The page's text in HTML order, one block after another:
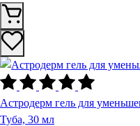
Астродерм гель для
Туба, 30 мл